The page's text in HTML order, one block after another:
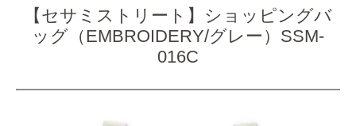
【セサミストリート】ショッピングバ
ッグ（EMBROIDERY/グレー）SSM-
016C